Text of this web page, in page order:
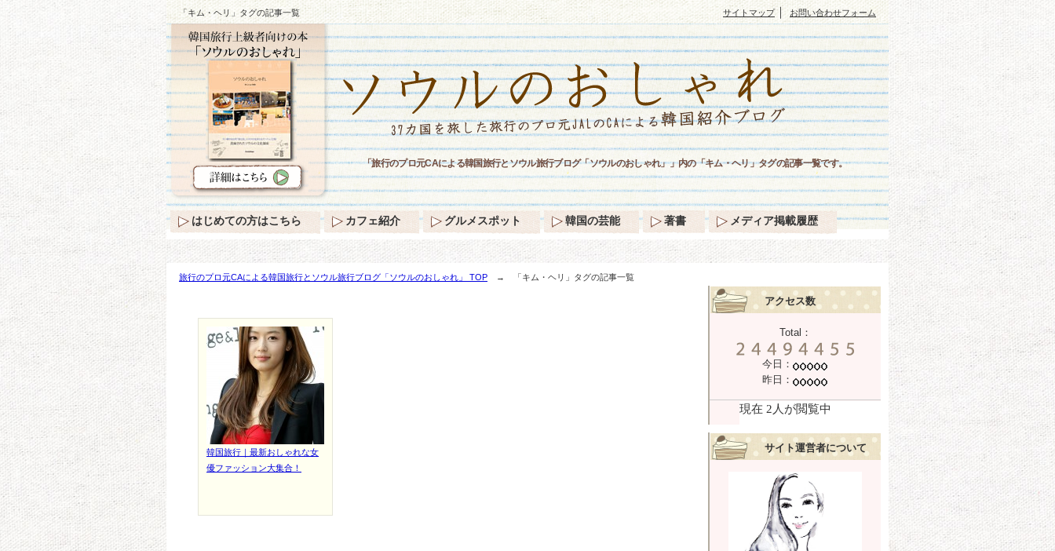
「キム・ヘリ」タグの記事一覧
旅行のプロ元CAによる韓国旅行とソウル旅行ブログ「ソウルのおしゃれ」 TOP → 「キム・ヘリ」タグの記事一覧
韓国旅行｜最新おしゃれな女
優ファッション大集合！
アクセス数
Total：
今日：
昨日：
サイト運営者について
「旅行のプロ元CAによる韓国旅行とソウル旅行ブログ「ソウルのおしゃれ」」内の「キム・ヘリ」タグの記事一覧です。
サイトマップ｜ お問い合わせフォーム
はじめての方はこちら カフェ紹介 グルメスポット 韓国の芸能 著書 メディア掲載履歴